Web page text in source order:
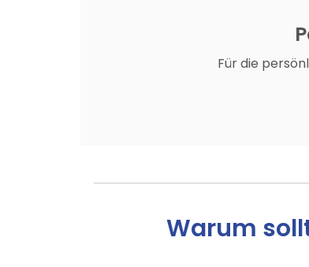
Für die
Warum